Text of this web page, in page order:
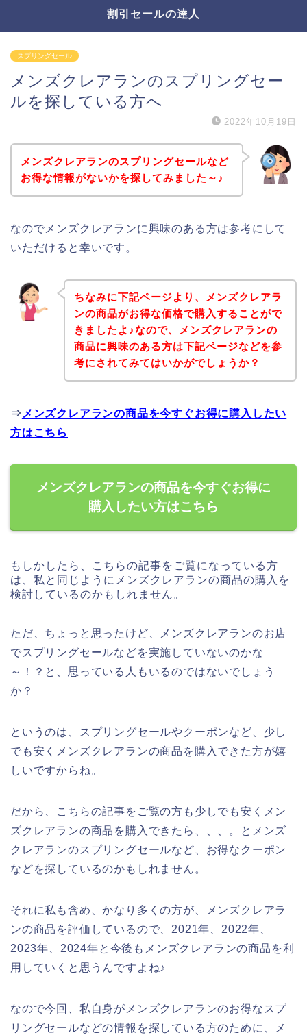
割引セールの達人
スプリングセール
メンズクレアランのスプリングセー
ルを探している方へ
2022年10月19日
メンズクレアランのスプリングセールなど
お得な情報がないかを探してみました～♪
なのでメンズクレアランに興味のある方は参考にして
いただけると幸いです。
ちなみに下記ページより、メンズクレアラ
ンの商品がお得な価格で購入することがで
きましたよ♪なので、メンズクレアランの
商品に興味のある方は下記ページなどを参
考にされてみてはいかがでしょうか？
⇒ メンズクレアランの商品を今すぐお得に購入したい
方はこちら
メンズクレアランの商品を今すぐお得に
購入したい方はこちら
もしかしたら、こちらの記事をご覧になっている方
は、私と同じようにメンズクレアランの商品の購入を
検討しているのかもしれません。
ただ、ちょっと思ったけど、メンズクレアランのお店
でスプリングセールなどを実施していないのかな
～！？と、思っている人もいるのではないでしょう
か？
というのは、スプリングセールやクーポンなど、少し
でも安くメンズクレアランの商品を購入できた方が嬉
しいですからね。
だから、こちらの記事をご覧の方も少しでも安くメン
ズクレアランの商品を購入できたら、、、。とメンズ
クレアランのスプリングセールなど、お得なクーポン
などを探しているのかもしれません。
それに私も含め、かなり多くの方が、メンズクレアラ
ンの商品を評価しているので、2021年、2022年、
2023年、2024年と今後もメンズクレアランの商品を利
用していくと思うんですよね♪
なので今回、私自身がメンズクレアランのお得なスプ
リングセールなどの情報を探している方のために、メ